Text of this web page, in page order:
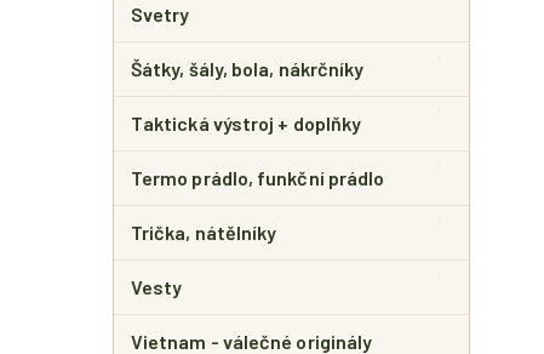
Svetry
Šátky, šály, bola, nákrčníky
Taktická výstroj + doplňky
Termo prádlo, funkční prádlo
Trička, nátělníky
Vesty
Vietnam - válečné originály